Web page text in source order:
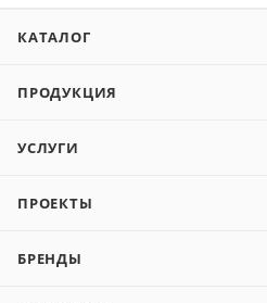
КАТАЛОГ
ПРОДУКЦИЯ
УСЛУГИ
ПРОЕКТЫ
БРЕНДЫ